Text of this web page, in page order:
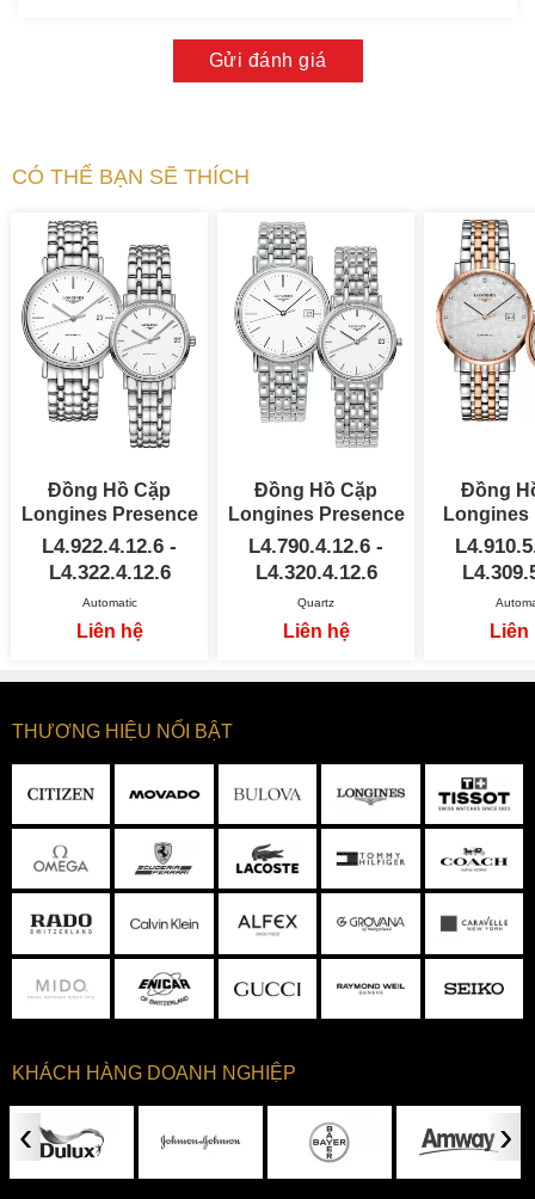
Gửi đánh giá
CÓ THỂ BẠN SẼ THÍCH
Đồng Hồ Cặp
Longines Presence
L4.922.4.12.6 -
L4.322.4.12.6
Automatic
Liên hệ
Đồng Hồ Cặp
Longines Presence
L4.790.4.12.6 -
L4.320.4.12.6
Quartz
Liên hệ
Đồng
Longines
Liên
THƯƠNG HIỆU NỔI BẬT
KHÁCH HÀNG DOANH NGHIỆP
‹ ›